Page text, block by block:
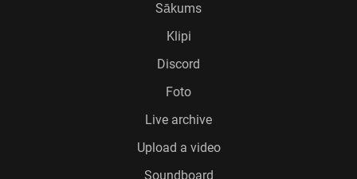
Sākums
Klipi
Discord
Foto
Live archive
Upload a video
Soundboard